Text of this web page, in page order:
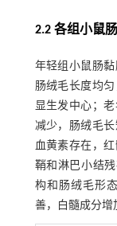
2.2 各组小鼠
年轻组小鼠肠
肠绒毛长度均
显生发中心；
减少，肠绒毛
血黄素存在，
鞘和淋巴小结
构和肠绒毛形
善，白髓成分增